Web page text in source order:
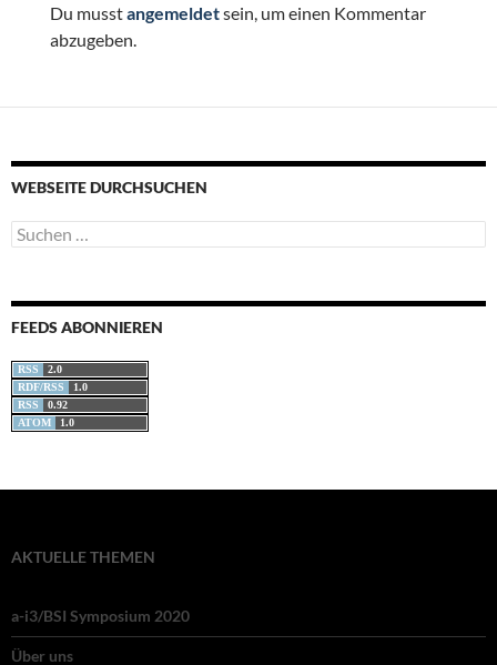
Du musstangemeldetsein, um einen Kommentar
abzugeben.
WEBSEITE DURCHSUCHEN
Suchen
nach:
FEEDS ABONNIEREN
RSS
2.0
RDF/RSS
1.0
RSS
0.92
ATOM
1.0
AKTUELLE THEMEN
a-i3/BSI Symposium 2020
Über uns